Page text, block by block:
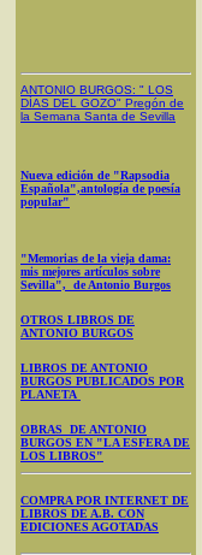
ANTONIO BURGOS: " LOS
DÍAS DEL GOZO" Pregón de
la Semana Santa de Sevilla
Nueva edición de "Rapsodia
Española",antología de poesía
popular"
"Memorias de la vieja dama:
mis mejores artículos sobre
Sevilla", de Antonio Burgos
OTROS LIBROS DE
ANTONIO BURGOS
LIBROS DE ANTONIO
BURGOS PUBLICADOS POR
PLANETA
OBRAS DE ANTONIO
BURGOS EN "LA ESFERA DE
LOS LIBROS"
COMPRA POR INTERNET DE
LIBROS DE A.B. CON
EDICIONES AGOTADAS